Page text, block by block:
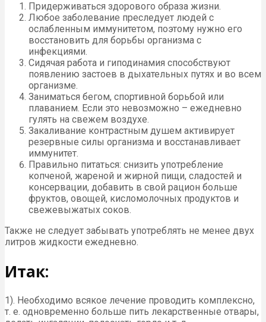
Придерживаться здорового образа жизни.
Любое заболевание преследует людей с
ослабленным иммунитетом, поэтому нужно его
восстановить для борьбы организма с
инфекциями.
Сидячая работа и гиподинамия способствуют
появлению застоев в дыхательных путях и во всем
организме.
Заниматься бегом, спортивной борьбой или
плаванием. Если это невозможно – ежедневно
гулять на свежем воздухе.
Закаливание контрастным душем активирует
резервные силы организма и восстанавливает
иммунитет.
Правильно питаться: снизить употребление
копченой, жареной и жирной пищи, сладостей и
консервации, добавить в свой рацион больше
фруктов, овощей, кисломолочных продуктов и
свежевыжатых соков.
Также не следует забывать употреблять не менее двух
литров жидкости ежедневно.
Итак:
1). Необходимо всякое лечение проводить комплексно,
т. е. одновременно больше пить лекарственные отвары,